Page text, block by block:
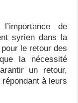
de
syrien dans la
le retour des
la nécessité
un retour,
à leurs